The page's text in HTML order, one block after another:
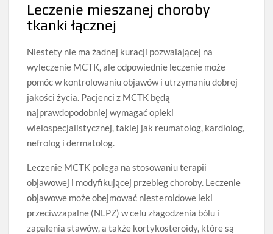
Leczenie mieszanej choroby
tkanki łącznej
Niestety nie ma żadnej kuracji pozwalającej na
wyleczenie MCTK, ale odpowiednie leczenie może
pomóc w kontrolowaniu objawów i utrzymaniu dobrej
jakości życia. Pacjenci z MCTK będą
najprawdopodobniej wymagać opieki
wielospecjalistycznej, takiej jak reumatolog, kardiolog,
nefrolog i dermatolog.
Leczenie MCTK polega na stosowaniu terapii
objawowej i modyfikującej przebieg choroby. Leczenie
objawowe może obejmować niesteroidowe leki
przeciwzapalne (NLPZ) w celu złagodzenia bólu i
zapalenia stawów, a także kortykosteroidy, które są